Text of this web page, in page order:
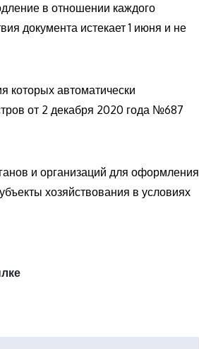
в отношении каждого
документа истекает 1 июня и не
которых автоматически
от 2 декабря 2020 года №687
и организаций для оформления
хозяйствования в условиях